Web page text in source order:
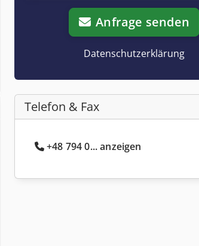
Anfrage senden
Datenschutzerklärung
Telefon & Fax
+48 794 0... anzeigen